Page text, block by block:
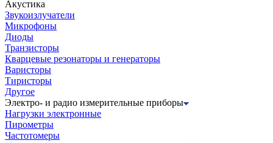
Акустика
Звукоизлучатели
Микрофоны
Диоды
Транзисторы
Кварцевые резонаторы и генераторы
Варисторы
Тиристоры
Другое
Электро- и радио измерительные приборы
Нагрузки электронные
Пирометры
Частотомеры